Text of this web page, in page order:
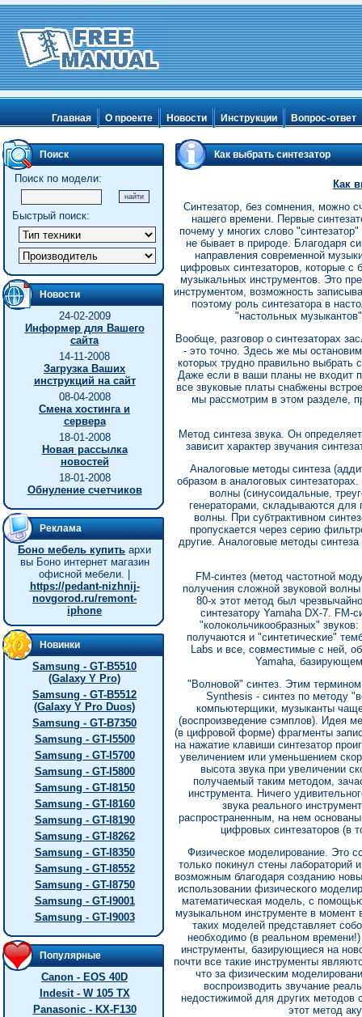
Главная О проекте Новости Инструкции Вопрос-ответ
Поиск
Поиск по модели:
Быстрый поиск:
Новости
24-02-2009
Информер для Вашего
сайта
14-11-2008
Загрузка Ваших
инструкций на сайт
08-04-2008
Смена хостинга и
сервера
18-01-2008
Новая рассылка
новостей
18-01-2008
Обнуление счетчиков
Реклама
Боно мебель купить архи
вы Боно интернет магазин
офисной мебели. |
https://pedant-nizhnij-
novgorod.ru/remont-
iphone
Новинки
Samsung - GT-B5510
(Galaxy Y Pro)
Samsung - GT-B5512
(Galaxy Y Pro Duos)
Samsung - GT-B7350
Samsung - GT-I5500
Samsung - GT-I5700
Samsung - GT-I5800
Samsung - GT-I8150
Samsung - GT-I8160
Samsung - GT-I8190
Samsung - GT-I8262
Samsung - GT-I8350
Samsung - GT-I8552
Samsung - GT-I8750
Samsung - GT-I9001
Samsung - GT-I9003
Популярные
Canon - EOS 40D
Indesit - W 105 TX
Panasonic - KX-F130
Как выбрать синтезатор
Как
Синтезатор, без сомнения, можно
нашего времени. Первые
почему у многих слово
не бывает в природе. Благодаря
направления современной
цифровых синтезаторов, которые
музыкальных инструментов. Это
инструментом, возможность
поэтому роль синтезатора в
"настольных
Вообще, разговор о синтезаторах
- это точно. Здесь же мы
которых трудно правильно выбрать
Даже если в ваши планы не входит
все звуковые платы снабжены
мы рассмотрим в этом разделе,
Метод синтеза звука. Он
зависит характер звучания
Аналоговые методы синтеза
образом в аналоговых
волны (синусоидальные,
генераторами, складываются для
волны. При субтрактивном
пропускается через серию
другие. Аналоговые методы
FM-синтез (метод частотной
получения сложной звуковой
80-х этот метод был
синтезатору Yamaha DX-7. FM-
"колокольчикообразных"
получаются и "синтетические"
Labs и все, совместимые с ней,
Yamaha,
"Волновой" синтез. Этим
Synthesis - синтез по методу
компьютерщики, музыканты
(воспроизведение сэмплов). Идея
(в цифровой форме) фрагменты
на нажатие клавиши синтезатор
увеличением или уменьшением
высота звука при увеличении
получаемый таким методом,
инструмента. Ничего
звука реального
распространенным, на нем
цифровых синтезаторов (в
Физическое моделирование. Это
только покинул стены лабораторий
возможным благодаря созданию
использовании физического
математическая модель, с
музыкальном инструменте в момент
таких моделей представляет
необходимо (в реальном
инструменты, базирующиеся на
почти все такие инструменты
что за физическим
воспроизводить звучание
недостижимой для других
этот метод